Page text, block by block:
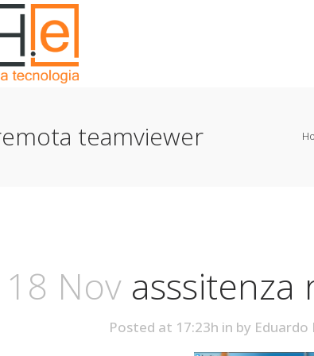
teamviewer
18 Nov
Posted at 17:23h in by Eduardo